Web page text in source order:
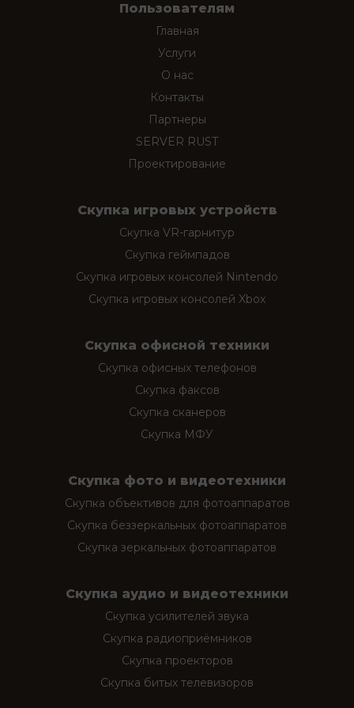
Пользователям
Главная
Услуги
О нас
Контакты
Партнеры
SERVER RUST
Проектирование
Скупка игровых устройств
Скупка VR-гарнитур
Скупка геймпадов
Скупка игровых консолей Nintendo
Скупка игровых консолей Xbox
Скупка офисной техники
Скупка офисных телефонов
Скупка факсов
Скупка сканеров
Скупка МФУ
Скупка фото и видеотехники
Скупка объективов для фотоаппаратов
Скупка беззеркальных фотоаппаратов
Скупка зеркальных фотоаппаратов
Скупка аудио и видеотехники
Скупка усилителей звука
Скупка радиоприёмников
Скупка проекторов
Скупка битых телевизоров